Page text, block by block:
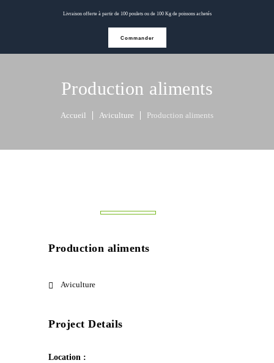
Livraison offerte à partir de 100 poulets ou de 100 Kg de poissons achetés
Commander
Production aliments
Accueil Aviculture Production aliments
Production aliments
Aviculture
Project Details
Location :